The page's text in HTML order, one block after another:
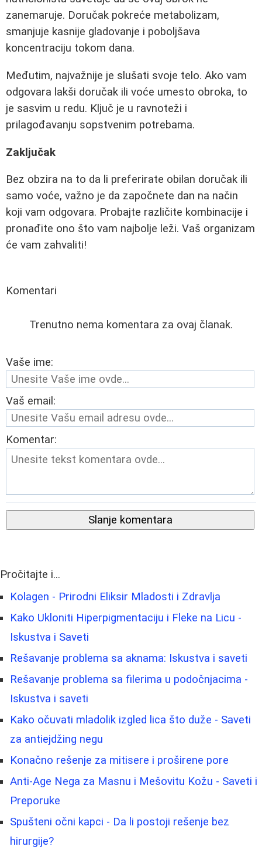
zanemaruje. Doručak pokreće metabolizam,
smanjuje kasnije gladovanje i poboljšava
koncentraciju tokom dana.
Međutim, najvažnije je slušati svoje telo. Ako vam
odgovara lakši doručak ili voće umesto obroka, to
je sasvim u redu. Ključ je u ravnoteži i
prilagođavanju sopstvenim potrebama.
Zaključak
Bez obzira na to da li preferirate obilan doručak ili
samo voće, važno je da započnete dan na način
koji vam odgovara. Probajte različite kombinacije i
pronađite ono što vam najbolje leži. Vaš organizam
će vam zahvaliti!
Komentari
Trenutno nema komentara za ovaj članak.
Vaše ime:
Vaš email:
Komentar:
Slanje komentara
Pročitajte i...
Kolagen - Prirodni Eliksir Mladosti i Zdravlja
Kako Ukloniti Hiperpigmentaciju i Fleke na Licu -
Iskustva i Saveti
Rešavanje problema sa aknama: Iskustva i saveti
Rešavanje problema sa filerima u podočnjacima -
Iskustva i saveti
Kako očuvati mladolik izgled lica što duže - Saveti
za antiejdžing negu
Konačno rešenje za mitisere i proširene pore
Anti-Age Nega za Masnu i Mešovitu Kožu - Saveti i
Preporuke
Spušteni očni kapci - Da li postoji rešenje bez
hirurgije?